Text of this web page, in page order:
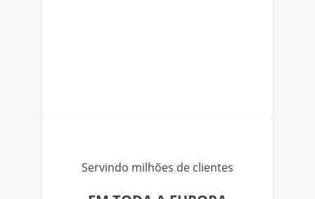
Servindo milhões de clientes